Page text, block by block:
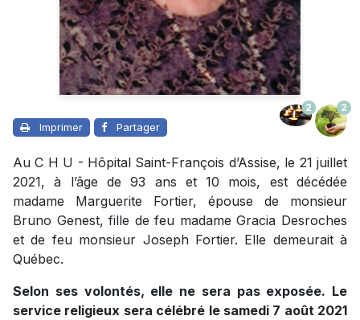
Imprimer Partager
2 2
Au C H U - Hôpital Saint-François d’Assise, le 21 juillet
2021, à l’âge de 93 ans et 10 mois, est décédée
madame Marguerite Fortier, épouse de monsieur
Bruno Genest, fille de feu madame Gracia Desroches
et de feu monsieur Joseph Fortier. Elle demeurait à
Québec.
Selon ses volontés, elle ne sera pas exposée. Le
service religieux sera célébré le samedi 7 août 2021